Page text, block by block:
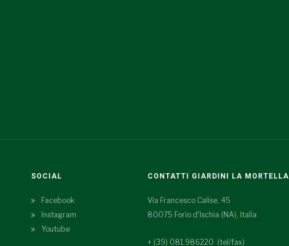
SOCIAL
Facebook
Instagram
Youtube
CONTATTI GIARDINI LA MORTELLA
Via Francesco Calise, 45
80075 Forio d'Ischia (NA), Italia
+ (39) 081.986220 (tel/fax)